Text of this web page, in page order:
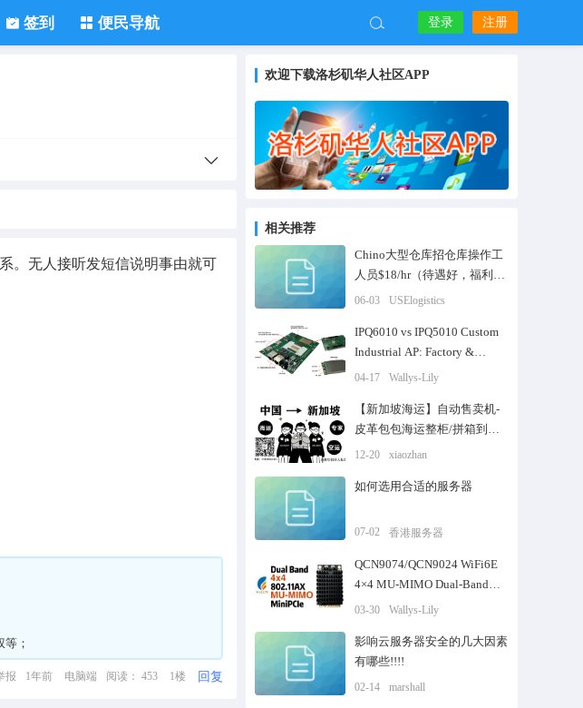
签到 便民导航 登录 注册
。无人接听发短信说明事由就可
；
报 1年前 电脑端 阅读： 453 1楼 回复
欢迎下载洛杉矶华人社区APP
相关推荐
Chino大型仓库招仓库操作工
人员$18/hr（待遇好，福利
高）
06-03 USElogistics
IPQ6010 vs IPQ5010 Custom
Industrial AP: Factory &
Warehouse Use Case
04-17 Wallys-Lily
【新加坡海运】自动售卖机-
皮革包包海运整柜/拼箱到新
加坡
12-20 xiaozhan
如何选用合适的服务器
07-02 香港服务器
QCN9074/QCN9024 WiFi6E
4×4 MU-MIMO Dual-Band
WiFi Module
03-30 Wallys-Lily
影响云服务器安全的几大因素
有哪些!!!!
02-14 marshall